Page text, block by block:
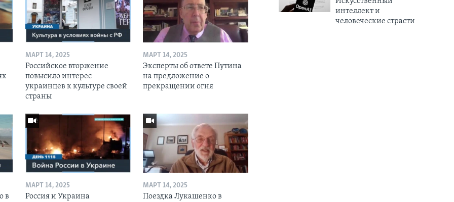
интеллект и
человеческие страсти
МАРТ 14, 2025
Российское вторжение
повысило интерес
украинцев к культуре своей
страны
МАРТ 14, 2025
Эксперты об ответе Путина
на предложение о
прекращении огня
в
МАРТ 14, 2025
Россия и Украина
МАРТ 14, 2025
Поездка Лукашенко в